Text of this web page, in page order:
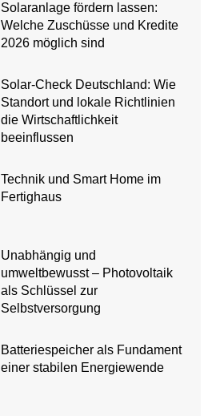
Solaranlage fördern lassen:
Welche Zuschüsse und Kredite
2026 möglich sind
Solar-Check Deutschland: Wie
Standort und lokale Richtlinien
die Wirtschaftlichkeit
beeinflussen
Technik und Smart Home im
Fertighaus
Unabhängig und
umweltbewusst – Photovoltaik
als Schlüssel zur
Selbstversorgung
Batteriespeicher als Fundament
einer stabilen Energiewende